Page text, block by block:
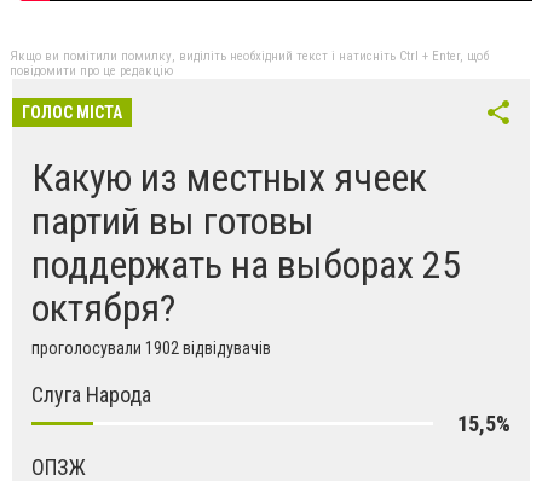
Якщо ви помітили помилку, виділіть необхідний текст і натисніть Ctrl + Enter, щоб
повідомити про це редакцію
ГОЛОС МІСТА
Какую из местных ячеек
партий вы готовы
поддержать на выборах 25
октября?
проголосували 1902 відвідувачів
Слуга Народа
15,5%
ОПЗЖ